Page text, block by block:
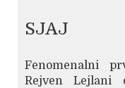
SJAJ
Fenomenalni
Rejven Lejlani